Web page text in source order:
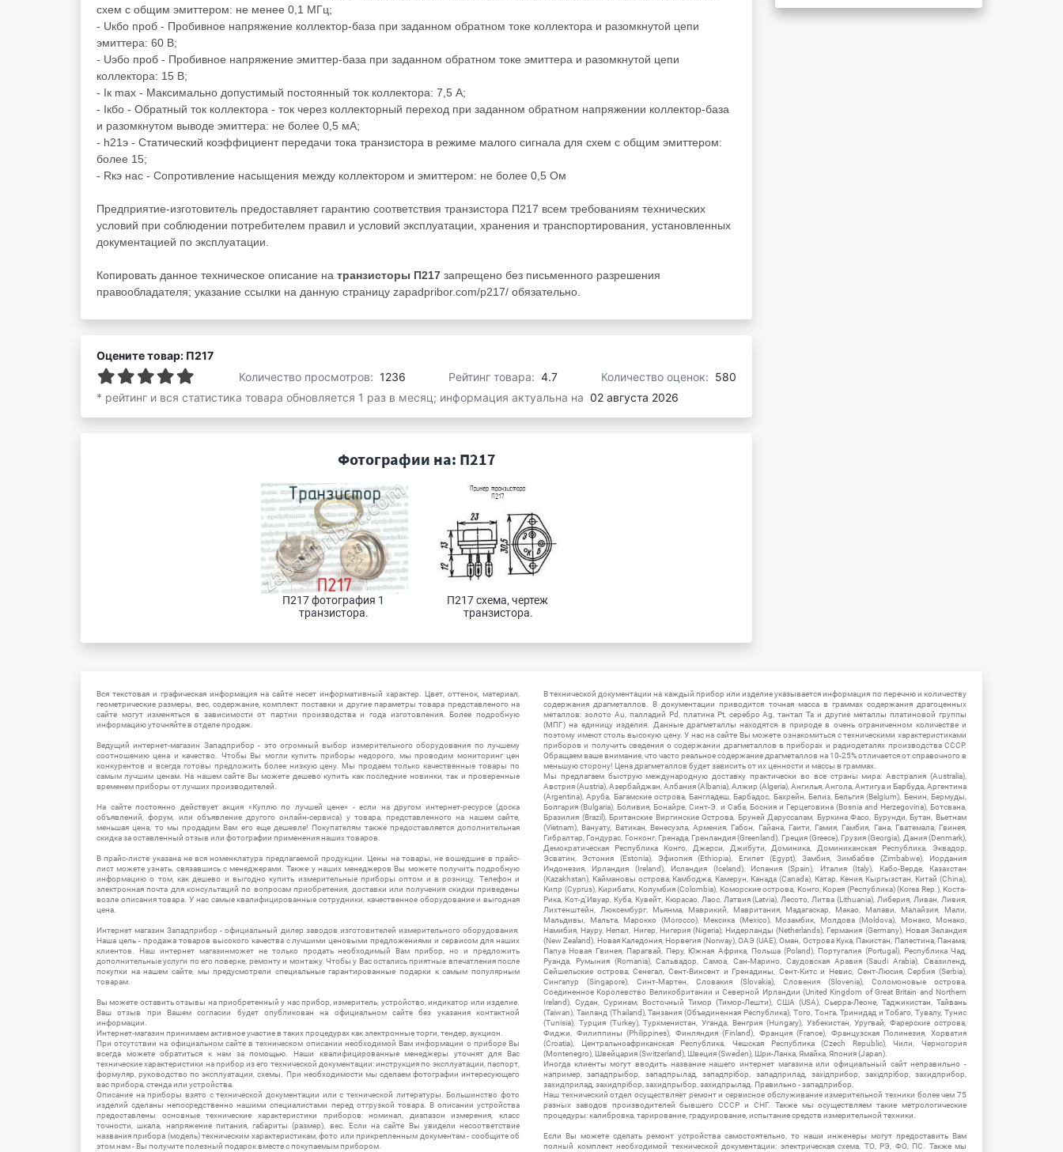
схем с общим эмиттером: не менее 0,1 МГц;
- Uкбо проб - Пробивное напряжение коллектор-база при заданном обратном токе коллектора и разомкнутой цепи
эмиттера: 60 В;
- Uэбо проб - Пробивное напряжение эмиттер-база при заданном обратном токе эмиттера и разомкнутой цепи
коллектора: 15 В;
- Iк max - Максимально допустимый постоянный ток коллектора: 7,5 А;
- Iкбо - Обратный ток коллектора - ток через коллекторный переход при заданном обратном напряжении коллектор-база
и разомкнутом выводе эмиттера: не более 0,5 мА;
- h21э - Статический коэффициент передачи тока транзистора в режиме малого сигнала для схем с общим эмиттером:
более 15;
- Rкэ нас - Сопротивление насыщения между коллектором и эмиттером: не более 0,5 Ом
Предприятие-изготовитель предоставляет гарантию соответствия транзистора П217 всем требованиям технических
условий при соблюдении потребителем правил и условий эксплуатации, хранения и транспортирования, установленных
документацией по эксплуатации.
Копировать данное техническое описание на транзисторы П217 запрещено без письменного разрешения
правообладателя; указание ссылки на данную страницу zapadpribor.com/p217/ обязательно.
Оцените товар: П217
Количество просмотров: 1236 Рейтинг товара: 4.7 Количество оценок: 580
* рейтинг и вся статистика товара обновляется 1 раз в месяц; информация актуальна на 02 августа 2026
Фотографии на: П217
П217 фотография 1
транзистора.
П217 схема, чертеж
транзистора.
Вся текстовая и графическая информация на сайте несет информативный характер. Цвет, оттенок, материал,
геометрические размеры, вес, содержание, комплект поставки и другие параметры товара представленого на
сайте могут изменяться в зависимости от партии производства и года изготовления. Более подробную
информацию уточняйте в отделе продаж.
Ведущий интернет-магазин Западприбор - это огромный выбор измерительного оборудования по лучшему
соотношению цена и качество. Чтобы Вы могли купить приборы недорого, мы проводим мониторинг цен
конкурентов и всегда готовы предложить более низкую цену. Мы продаем только качественные товары по
самым лучшим ценам. На нашем сайте Вы можете дешево купить как последние новинки, так и проверенные
временем приборы от лучших производителей.
На сайте постоянно действует акция «Куплю по лучшей цене» - если на другом интернет-ресурсе (доска
объявлений, форум, или объявление другого онлайн-сервиса) у товара, представленного на нашем сайте,
меньшая цена, то мы продадим Вам его еще дешевле! Покупателям также предоставляется дополнительная
скидка за оставленный отзыв или фотографии применения наших товаров.
В прайс-листе указана не вся номенклатура предлагаемой продукции. Цены на товары, не вошедшие в прайс-
лист можете узнать, связавшись с менеджерами. Также у наших менеджеров Вы можете получить подробную
информацию о том, как дешево и выгодно купить измерительные приборы оптом и в розницу. Телефон и
электронная почта для консультаций по вопросам приобретения, доставки или получения скидки приведены
возле описания товара. У нас самые квалифицированные сотрудники, качественное оборудование и выгодная
цена.
Интернет магазин Западприбор - официальный дилер заводов изготовителей измерительного оборудования.
Наша цель - продажа товаров высокого качества с лучшими ценовыми предложениями и сервисом для наших
клиентов. Наш интернет магазинможет не только продать необходимый Вам прибор, но и предложить
дополнительные услуги по его поверке, ремонту и монтажу. Чтобы у Вас остались приятные впечатления после
покупки на нашем сайте, мы предусмотрели специальные гарантированные подарки к самым популярным
товарам.
Вы можете оставить отзывы на приобретенный у нас прибор, измеритель, устройство, индикатор или изделие.
Ваш отзыв при Вашем согласии будет опубликован на официальном сайте без указания контактной
информации.
Интернет-магазин принимаем активное участие в таких процедурах как электронные торги, тендер, аукцион.
При отсутствии на официальном сайте в техническом описании необходимой Вам информации о приборе Вы
всегда можете обратиться к нам за помощью. Наши квалифицированные менеджеры уточнят для Вас
технические характеристики на прибор из его технической документации: инструкция по эксплуатации, паспорт,
формуляр, руководство по эксплуатации, схемы. При необходимости мы сделаем фотографии интересующего
вас прибора, стенда или устройства.
Описание на приборы взято с технической документации или с технической литературы. Большинство фото
изделий сделаны непосредственно нашими специалистами перед отгрузкой товара. В описании устройства
предоставлены основные технические характеристики приборов: номинал, диапазон измерения, класс
точности, шкала, напряжение питания, габариты (размер), вес. Если на сайте Вы увидели несоответствие
названия прибора (модель) техническим характеристикам, фото или прикрепленным документам - сообщите об
этом нам - Вы получите полезный подарок вместе с покупаемым прибором.
В технической документации на каждый прибор или изделие указывается информация по перечню и количеству
содержания драгметаллов. В документации приводится точная масса в граммах содержания драгоценных
металлов: золото Au, палладий Pd, платина Pt, серебро Ag, тантал Ta и другие металлы платиновой группы
(МПГ) на единицу изделия. Данные драгметаллы находятся в природе в очень ограниченном количестве и
поэтому имеют столь высокую цену. У нас на сайте Вы можете ознакомиться с техническими характеристиками
приборов и получить сведения о содержании драгметаллов в приборах и радиодеталях производства СССР.
Обращаем ваше внимание, что часто реальное содержание драгметаллов на 10-25% отличается от справочного в
меньшую сторону! Цена драгметаллов будет зависить от их ценности и массы в граммах.
Мы предлагаем быструю международную доставку практически во все страны мира: Австралия (Australia),
Австрия (Austria), Азербайджан, Албания (Albania), Алжир (Algeria), Ангилья, Ангола, Антигуа и Барбуда, Аргентина
(Argentina), Аруба, Багамские острова, Бангладеш, Барбадос, Бахрейн, Белиз, Бельгия (Belgium), Бенин, Бермуды,
Болгария (Bulgaria), Боливия, Бонайре, Синт-Э. и Саба, Босния и Герцеговина (Bosnia and Herzegovina), Ботсвана,
Бразилия (Brazil), Британские Виргинские Острова, Бруней Даруссалам, Буркина Фасо, Бурунди, Бутан, Вьетнам
(Vietnam), Вануату, Ватикан, Венесуэла, Армения, Габон, Гайана, Гаити, Гамия, Гамбия, Гана, Гватемала, Гвинея,
Гибралтар, Гондурас, Гонконг, Гренада, Гренландия (Greenland), Греция (Greece), Грузия (Georgia), Дания (Denmark),
Демократическая Республика Конго, Джерси, Джибути, Доминика, Доминиканская Республика, Эквадор,
Эсватин, Эстония (Estonia), Эфиопия (Ethiopia), Египет (Egypt), Замбия, Зимбабве (Zimbabwe), Иордания
Индонезия, Ирландия (Ireland), Исландия (Iceland), Испания (Spain), Италия (Italy), Кабо-Верде, Казахстан
(Kazakhstan), Каймановы острова, Камбоджа, Камерун, Канада (Canada), Катар, Кения, Кыргызстан, Китай (China),
Кипр (Cyprus), Кирибати, Колумбия (Colombia), Коморские острова, Конго, Корея (Республика) (Korea Rep.), Коста-
Рика, Кот-д'Ивуар, Куба, Кувейт, Кюрасао, Лаос, Латвия (Latvia), Лесото, Литва (Lithuania), Либерия, Ливан, Ливия,
Лихтенштейн, Люксембург, Мьянма, Маврикий, Мавритания, Мадагаскар, Макао, Малави, Малайзия, Мали,
Мальдивы, Мальта, Марокко (Morocco), Мексика (Mexico), Мозамбик, Молдова (Moldova), Монако, Монако,
Намибия, Науру, Непал, Нигер, Нигерия (Nigeria), Нидерланды (Netherlands), Германия (Germany), Новая Зеландия
(New Zealand), Новая Каледония, Норвегия (Norway), ОАЭ (UAE), Оман, Острова Кука, Пакистан, Палестина, Панама,
Папуа Новая Гвинея, Парагвай, Перу, Южная Африка, Польша (Poland), Португалия (Portugal), Республика Чад,
Руанда, Румыния (Romania), Сальвадор, Самоа, Сан-Марино, Саудовская Аравия (Saudi Arabia), Свазиленд,
Сейшельские острова, Сенегал, Сент-Винсент и Гренадины, Сент-Китс и Невис, Сент-Люсия, Сербия (Serbia),
Сингапур (Singapore), Синт-Мартен, Словакия (Slovakia), Словения (Slovenia), Соломоновые острова,
Соединенное Королевство Великобритании и Северной Ирландии (United Kingdom of Great Britain and Northern
Ireland), Судан, Суринам, Восточный Тимор (Тимор-Лешти), США (USA), Сьерра-Леоне, Таджикистан, Тайвань
(Taiwan), Таиланд (Thailand), Танзания (Объединенная Республика), Того, Тонга, Тринидад и Тобаго, Тувалу, Тунис
(Tunisia), Турция (Turkey), Туркменистан, Уганда, Венгрия (Hungary), Узбекистан, Уругвай, Фарерские острова,
Фиджи, Филиппины (Philippines), Финляндия (Finland), Франция (France), Французская Полинезия, Хорватия
(Croatia), Центральноафриканская Республика, Чешская Республика (Czech Republic), Чили, Черногория
(Montenegro), Швейцария (Switzerland), Швеция (Sweden), Шри-Ланка, Ямайка, Япония (Japan).
Иногда клиенты могут вводить название нашего интернет магазина или официальный сайт неправильно -
например, западпрыбор, западпрылад, западпрібор, западприлад, західприбор, західпрібор, захидприбор,
захидприлад, захидпрібор, захидпрыбор, захидпрылад. Правильно - западприбор.
Наш технический отдел осуществляет ремонт и сервисное обслуживание измерительной техники более чем 75
разных заводов производителей бывшего СССР и СНГ. Также мы осуществляем такие метрологические
процедуры: калибровка, тарирование, градуирование, испытание средств измерительной техники.
Если Вы можете сделать ремонт устройства самостоятельно, то наши инженеры могут предоставить Вам
полный комплект необходимой технической документации: электрическая схема, ТО, РЭ, ФО, ПС. Также мы